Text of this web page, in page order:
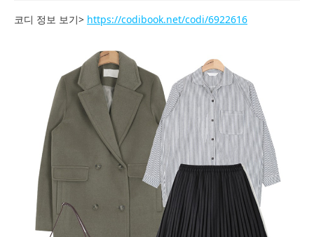
코디 정보 보기> https://codibook.net/codi/6922616